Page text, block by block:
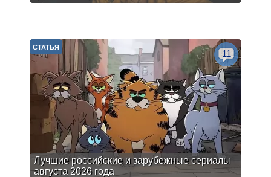
Лучшие российские и зарубежные сериалы
августа 2026 года
СТАТЬЯ
11